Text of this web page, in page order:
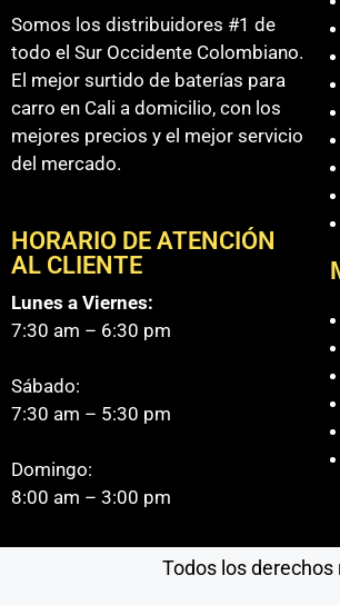
Somos los distribuidores #1 de
todo el Sur Occidente Colombiano.
El mejor surtido de baterías para
carro en Cali a domicilio, con los
mejores precios y el mejor servicio
del mercado.
HORARIO DE ATENCIÓN
AL CLIENTE
Lunes a Viernes:
7:30 am – 6:30 pm
Sábado:
7:30 am – 5:30 pm
Domingo:
8:00 am – 3:00 pm
Todos los derechos